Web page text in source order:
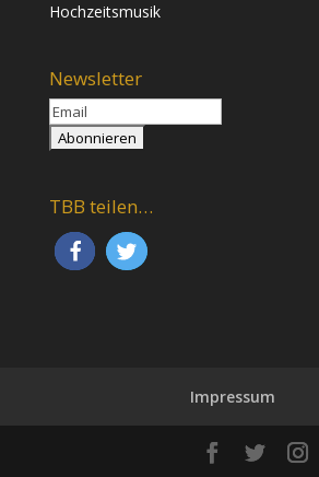
Hochzeitsmusik
Newsletter
TBB teilen…
Impressum